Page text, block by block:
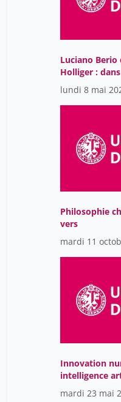
Luciano Berio
Holliger :
coulisses d’un
compositeur-
lundi 8 mai
Philosophie
vers
mardi 11
Innovation
intelligence
mardi 23 mai